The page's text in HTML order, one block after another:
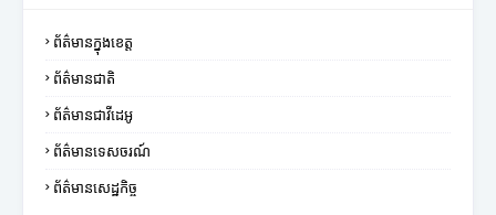
ព័ត៌មានក្នុងខេត្ត
ព័ត៌មានជាតិ
ព័ត៌មានជាវីដេអូ
ព័ត៌មានទេសចរណ៍
ព័ត៌មានសេដ្ឋកិច្ច